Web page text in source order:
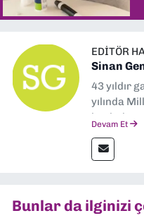
EDITÖR
Sinan
43 yıldır
yılında
başladım.
muhabir,
müdürü
Devam Et
Bunlar da ilginizi